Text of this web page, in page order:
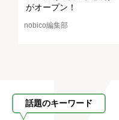
がオープン！
nobico編集部
話題のキーワード